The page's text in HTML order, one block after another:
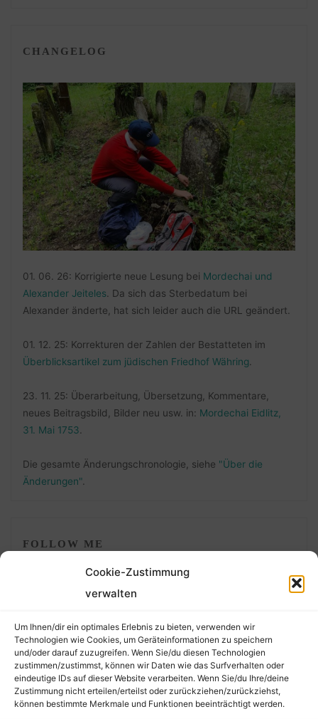
Cookie-Zustimmung
verwalten
Um Ihnen/dir ein optimales Erlebnis zu bieten, verwenden wir
Technologien wie Cookies, um Geräteinformationen zu speichern
und/oder darauf zuzugreifen. Wenn Sie/du diesen Technologien
zustimmen/zustimmst, können wir Daten wie das Surfverhalten oder
eindeutige IDs auf dieser Website verarbeiten. Wenn Sie/du Ihre/deine
Zustimmung nicht erteilen/erteilst oder zurückziehen/zurückziehst,
können bestimmte Merkmale und Funktionen beeinträchtigt werden.
CHANGELOG
01. 06. 26: Korrigierte neue Lesung bei Mordechai und
Alexander Jeiteles . Da sich das Sterbedatum bei
Alexander änderte, hat sich leider auch die URL geändert.
01. 12. 25: Korrekturen der Zahlen der Bestatteten im
Überblicksartikel zum jüdischen Friedhof Währing
23. 11. 25: Überarbeitung, Übersetzung, Kommentare,
neues Beitragsbild, Bilder neu usw. in: Mordechai Eidlitz,
31. Mai 1753
Die gesamte Änderungschronologie, siehe "Über die
Änderungen".
FOLLOW ME
©2026 Der Transkribierer